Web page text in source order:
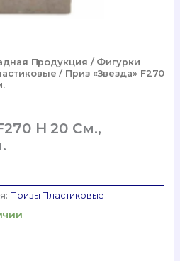
Продукция / Фигурки
/ Приз «Звезда» F270
H 20 См.,
Призы Пластиковые